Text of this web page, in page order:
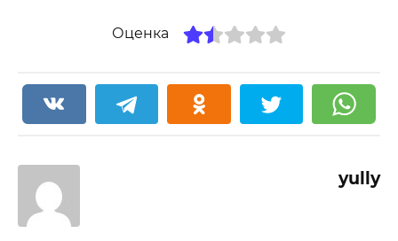
Оценка
yully